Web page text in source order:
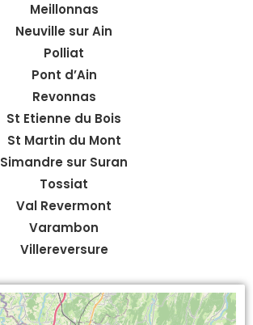
Meillonnas
Neuville sur Ain
Polliat
Pont d’Ain
Revonnas
St Etienne du Bois
St Martin du Mont
Simandre sur Suran
Tossiat
Val Revermont
Varambon
Villereversure